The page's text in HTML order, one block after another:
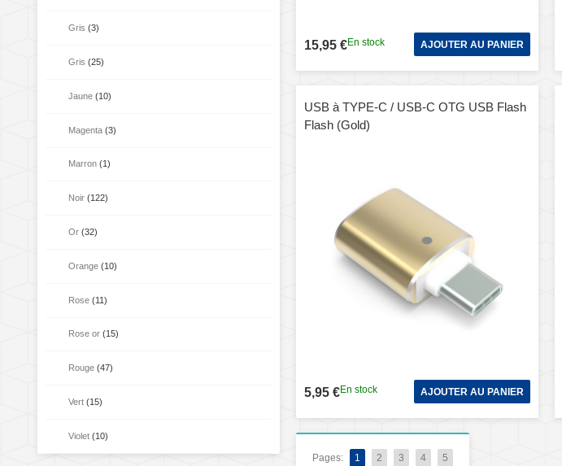
15,95 €En stock AJOUTER AU PANIER
USB à TYPE-C / USB-C OTG USB Flash
Flash (Gold)
5,95 €En stock AJOUTER AU PANIER
Pages: 1 2 3 4 5
Gris (3)
Gris (25)
Jaune (10)
Magenta (3)
Marron (1)
Noir (122)
Or (32)
Orange (10)
Rose (11)
Rose or (15)
Rouge (47)
Vert (15)
Violet (10)